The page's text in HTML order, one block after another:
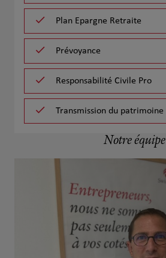
Plan Epargne Retraite
Prévoyance
Responsabilité Civile Pro
Transmission du patrimoine
Notre équipe